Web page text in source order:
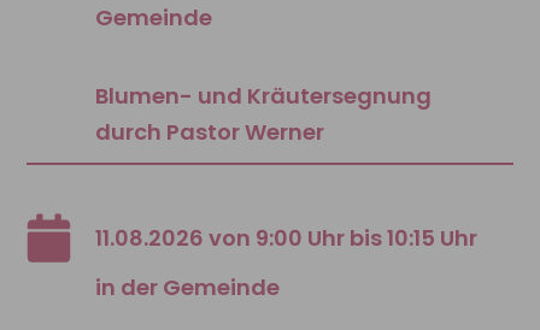
Gemeinde
Blumen- und Kräutersegnung
durch Pastor Werner
11.08.2026 von 9:00 Uhr bis 10:15 Uhr
in der Gemeinde